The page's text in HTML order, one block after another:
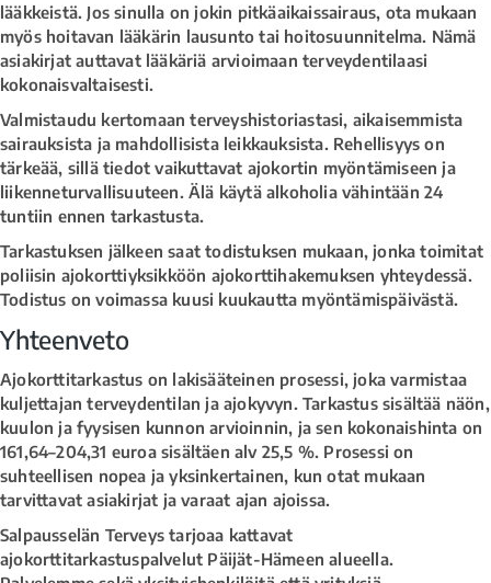
lääkkeistä. Jos sinulla on jokin pitkäaikaissairaus, ota mukaan
myös hoitavan lääkärin lausunto tai hoitosuunnitelma. Nämä
asiakirjat auttavat lääkäriä arvioimaan terveydentilaasi
kokonaisvaltaisesti.
Valmistaudu kertomaan terveyshistoriastasi, aikaisemmista
sairauksista ja mahdollisista leikkauksista. Rehellisyys on
tärkeää, sillä tiedot vaikuttavat ajokortin myöntämiseen ja
liikenneturvallisuuteen. Älä käytä alkoholia vähintään 24
tuntiin ennen tarkastusta.
Tarkastuksen jälkeen saat todistuksen mukaan, jonka toimitat
poliisin ajokorttiyksikköön ajokorttihakemuksen yhteydessä.
Todistus on voimassa kuusi kuukautta myöntämispäivästä.
Yhteenveto
Ajokorttitarkastus on lakisääteinen prosessi, joka varmistaa
kuljettajan terveydentilan ja ajokyvyn. Tarkastus sisältää näön,
kuulon ja fyysisen kunnon arvioinnin, ja sen kokonaishinta on
161,64–204,31 euroa sisältäen alv 25,5 %. Prosessi on
suhteellisen nopea ja yksinkertainen, kun otat mukaan
tarvittavat asiakirjat ja varaat ajan ajoissa.
Salpausselän Terveys tarjoaa kattavat
ajokorttitarkastuspalvelut Päijät-Hämeen alueella.